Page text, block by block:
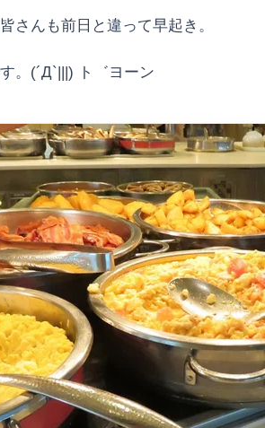
さんも前日と違って早起き。
。(´Д`|||) ト゛ヨーン